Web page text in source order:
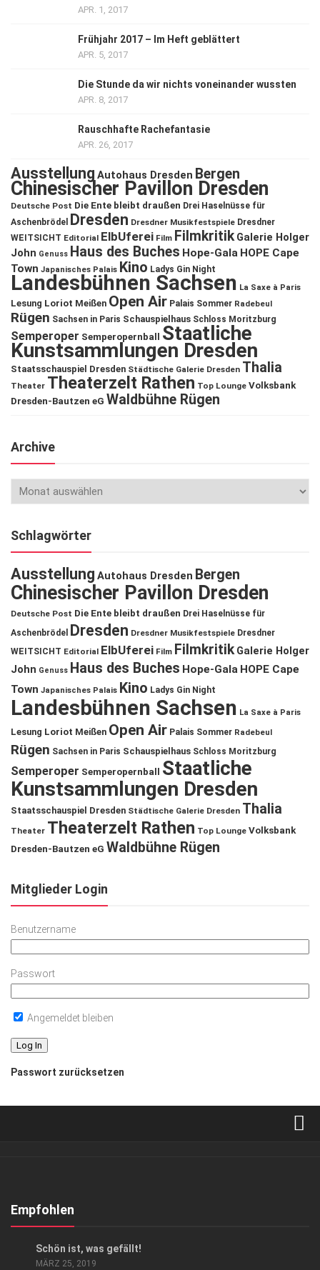
APR. 1, 2017
Frühjahr 2017 – Im Heft geblättert
APR. 5, 2017
Die Stunde da wir nichts voneinander wussten
APR. 8, 2017
Rauschhafte Rachefantasie
APR. 26, 2017
Ausstellung Autohaus Dresden Bergen
Chinesischer Pavillon Dresden
Deutsche Post Die Ente bleibt draußen Drei Haselnüsse für
Aschenbrödel
Dresden Dresdner Musikfestspiele Dresdner
WEITSICHT Editorial ElbUferei Film Filmkritik Galerie Holger
John Genuss Haus des Buches Hope-Gala HOPE Cape
Town Japanisches Palais Kino Ladys Gin Night
Landesbühnen Sachsen La Saxe à Paris
Lesung Loriot Meißen Open Air Palais Sommer Radebeul
Rügen Sachsen in Paris Schauspielhaus Schloss Moritzburg
Semperoper Semperopernball Staatliche
Kunstsammlungen Dresden
Staatsschauspiel Dresden Städtische Galerie Dresden Thalia
Theater Theaterzelt Rathen Top Lounge Volksbank
Dresden-Bautzen eG Waldbühne Rügen
Archive
Schlagwörter
Ausstellung Autohaus Dresden Bergen
Chinesischer Pavillon Dresden
Deutsche Post Die Ente bleibt draußen Drei Haselnüsse für
Aschenbrödel
Dresden Dresdner Musikfestspiele Dresdner
WEITSICHT Editorial ElbUferei Film Filmkritik Galerie Holger
John Genuss Haus des Buches Hope-Gala HOPE Cape
Town Japanisches Palais Kino Ladys Gin Night
Landesbühnen Sachsen La Saxe à Paris
Lesung Loriot Meißen Open Air Palais Sommer Radebeul
Rügen Sachsen in Paris Schauspielhaus Schloss Moritzburg
Semperoper Semperopernball
Staatliche
Kunstsammlungen Dresden
Staatsschauspiel Dresden Städtische Galerie Dresden Thalia
Theater Theaterzelt Rathen Top Lounge Volksbank
Dresden-Bautzen eG Waldbühne Rügen
Mitglieder Login
Benutzername
Passwort
Angemeldet bleiben
Passwort zurücksetzen
Kontakt, Impressum
Empfohlen
Schön ist, was gefällt!
MÄRZ 25, 2019